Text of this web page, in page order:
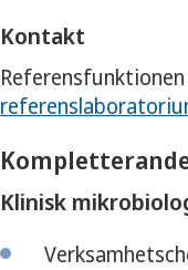
Kontakt
Klinisk